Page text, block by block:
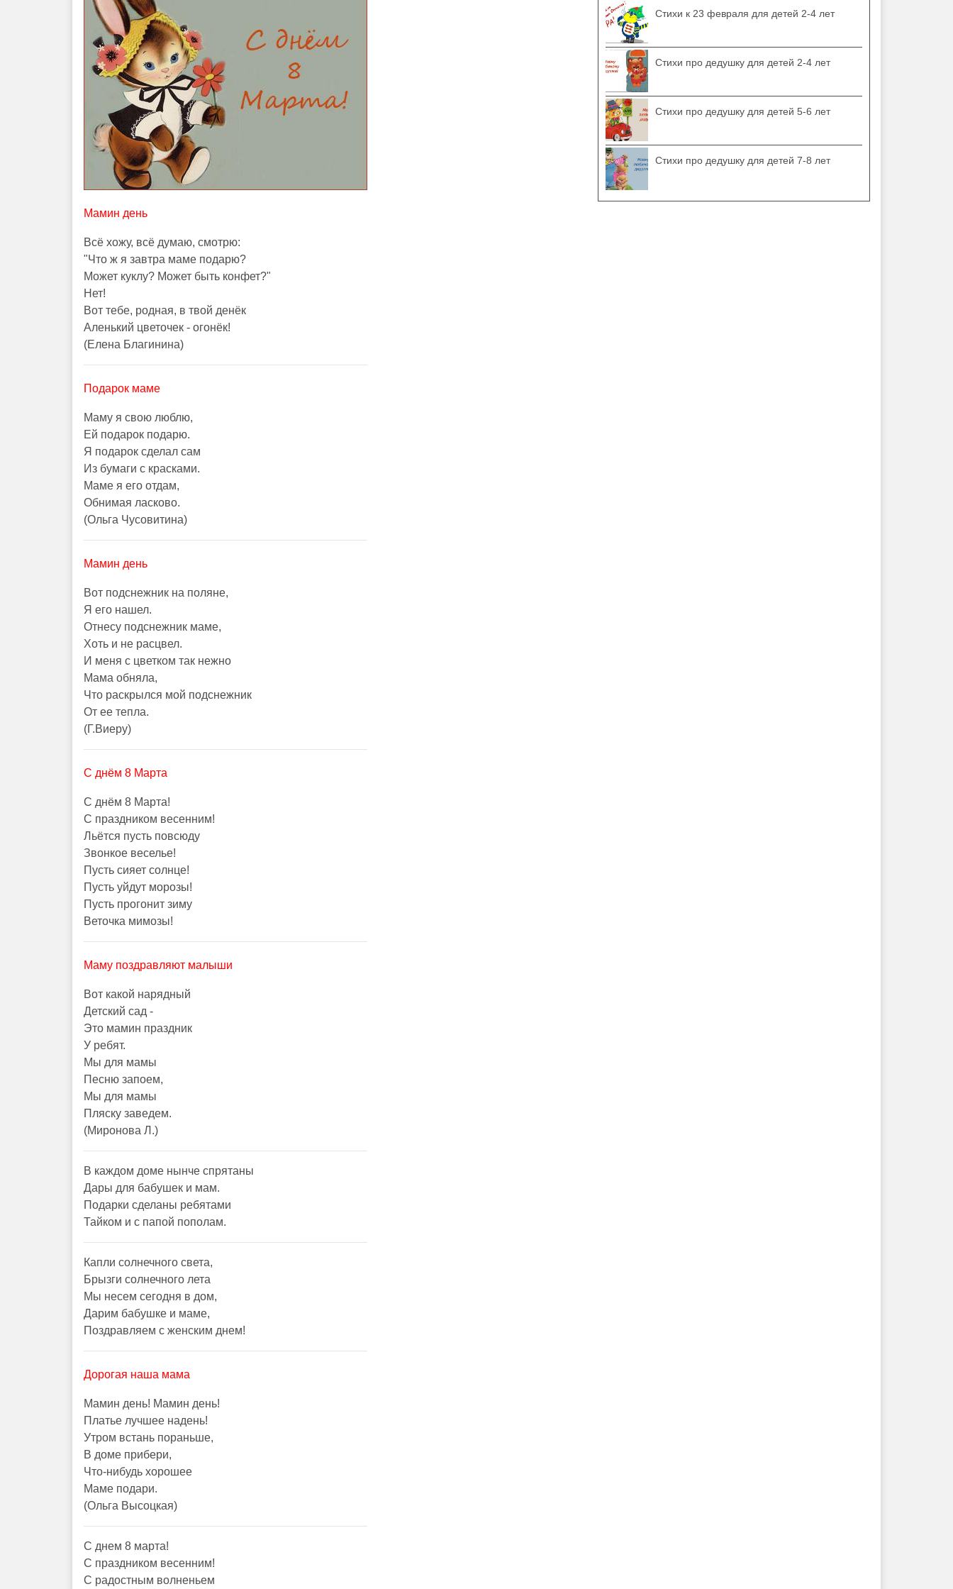
Мамин день
Всё хожу, всё думаю, смотрю:
"Что ж я завтра маме подарю?
Может куклу? Может быть конфет?"
Нет!
Вот тебе, родная, в твой денёк
Аленький цветочек - огонёк!
(Елена Благинина)
Подарок маме
Маму я свою люблю,
Ей подарок подарю.
Я подарок сделал сам
Из бумаги с красками.
Маме я его отдам,
Обнимая ласково.
(Ольга Чусовитина)
Мамин день
Вот подснежник на поляне,
Я его нашел.
Отнесу подснежник маме,
Хоть и не расцвел.
И меня с цветком так нежно
Мама обняла,
Что раскрылся мой подснежник
От ее тепла.
(Г.Виеру)
С днём 8 Марта
С днём 8 Марта!
С праздником весенним!
Льётся пусть повсюду
Звонкое веселье!
Пусть сияет солнце!
Пусть уйдут морозы!
Пусть прогонит зиму
Веточка мимозы!
Маму поздравляют малыши
Вот какой нарядный
Детский сад -
Это мамин праздник
У ребят.
Мы для мамы
Песню запоем,
Мы для мамы
Пляску заведем.
(Миронова Л.)
В каждом доме нынче спрятаны
Дары для бабушек и мам.
Подарки сделаны ребятами
Тайком и с папой пополам.
Капли солнечного света,
Брызги солнечного лета
Мы несем сегодня в дом,
Дарим бабушке и маме,
Поздравляем с женским днем!
Дорогая наша мама
Мамин день! Мамин день!
Платье лучшее надень!
Утром встань пораньше,
В доме прибери,
Что-нибудь хорошее
Маме подари.
(Ольга Высоцкая)
С днем 8 марта!
С праздником весенним!
С радостным волненьем
Стихи к 23 февраля для детей 2-4 лет
Стихи про дедушку для детей 2-4 лет
Стихи про дедушку для детей 5-6 лет
Стихи про дедушку для детей 7-8 лет